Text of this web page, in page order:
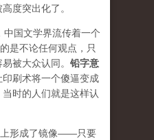
度突出化了。
中国文学界流传着一个
是不论任何观点，只
被大众认同。 铅字意
印刷术将一个傻逼变成
时的人们就是这样认
上形成了镜像——只要